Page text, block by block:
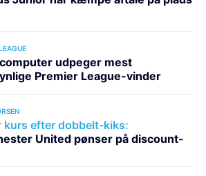
udpeger mest
Premier League-vinder
kurs efter dobbelt-kiks:
United pønser på discount-